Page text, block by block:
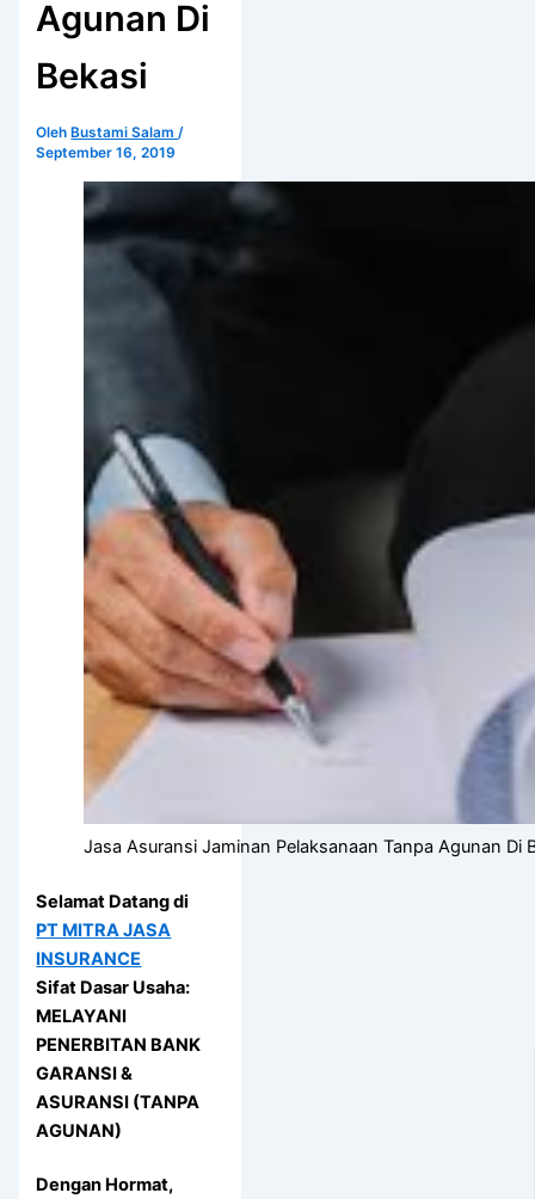
Agunan Di
Bekasi
Oleh Bustami Salam/
September 16, 2019
Jasa Asuransi Jaminan Pelaksanaan Tanpa Agunan Di
Selamat Datang di
PT MITRA JASA
INSURANCE
Sifat Dasar Usaha:
MELAYANI
PENERBITAN BANK
GARANSI &
ASURANSI (TANPA
AGUNAN)
Dengan Hormat,